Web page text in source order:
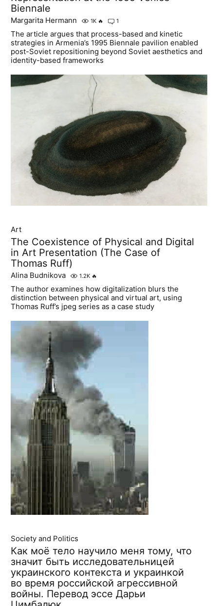
Biennale
Margarita Hermann 1K 🔥 1
The article argues that process-based and kinetic
strategies in Armenia’s 1995 Biennale pavilion enabled
post-Soviet repositioning beyond Soviet aesthetics and
identity-based frameworks
Art
The Coexistence of Physical and Digital
in Art Presentation (The Case of
Thomas Ruff)
Alina Budnikova 1.2K 🔥
The author examines how digitalization blurs the
distinction between physical and virtual art, using
Thomas Ruff’s jpeg series as a case study
Society and Politics
Как моё тело научило меня тому, что
значит быть исследовательницей
украинского контекста и украинкой
во время российской агрессивной
войны. Перевод эссе Дарьи